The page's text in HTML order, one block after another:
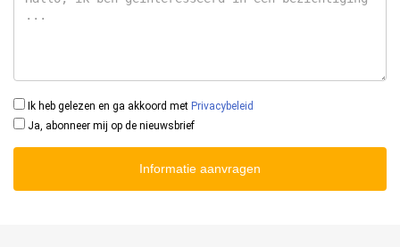
Ik heb gelezen en ga akkoord met Privacybeleid
Ja, abonneer mij op de nieuwsbrief
Informatie aanvragen